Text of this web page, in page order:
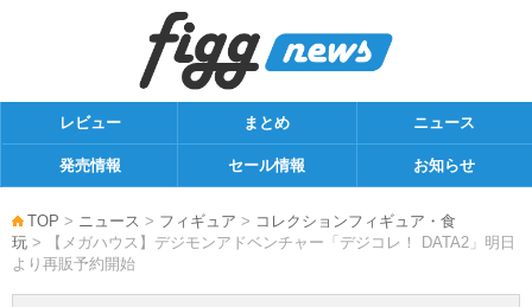
レビュー まとめ ニュース
発売情報 セール情報 お知らせ
TOP > ニュース > フィギュア > コレクションフィギュア・食
玩 > 【メガハウス】デジモンアドベンチャー「デジコレ！ DATA2」明日
より再販予約開始